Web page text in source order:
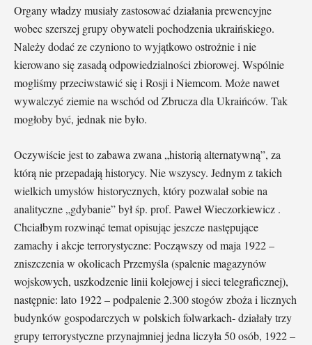
Organy władzy musiały zastosować działania prewencyjne
wobec szerszej grupy obywateli pochodzenia ukraińskiego.
Należy dodać ze czyniono to wyjątkowo ostrożnie i nie
kierowano się zasadą odpowiedzialności zbiorowej. Wspólnie
mogliśmy przeciwstawić się i Rosji i Niemcom. Może nawet
wywalczyć ziemie na wschód od Zbrucza dla Ukraińców. Tak
mogłoby być, jednak nie było.
Oczywiście jest to zabawa zwana „historią alternatywną”, za
którą nie przepadają historycy. Nie wszyscy. Jednym z takich
wielkich umysłów historycznych, który pozwalał sobie na
analityczne „gdybanie” był śp. prof. Paweł Wieczorkiewicz .
Chciałbym rozwinąć temat opisując jeszcze następujące
zamachy i akcje terrorystyczne: Począwszy od maja 1922 –
zniszczenia w okolicach Przemyśla (spalenie magazynów
wojskowych, uszkodzenie linii kolejowej i sieci telegraficznej),
następnie: lato 1922 – podpalenie 2.300 stogów zboża i licznych
budynków gospodarczych w polskich folwarkach- działały trzy
grupy terrorystyczne przynajmniej jedna liczyła 50 osób, 1922 –